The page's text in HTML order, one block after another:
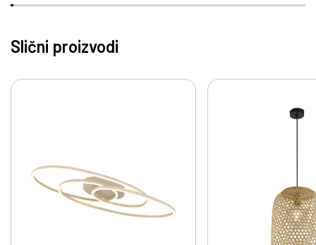
Slični proizvodi